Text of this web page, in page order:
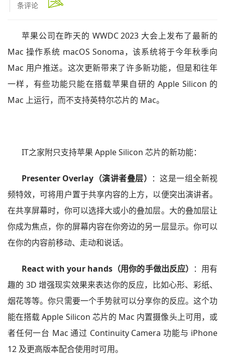
条评论
苹果公司在昨天的 WWDC 2023 大会上发布了最新的
Mac 操作系统 macOS Sonoma，该系统将于今年秋季向
Mac 用户推送。这次更新带来了许多新功能，但是和往年
一样，有些功能只能在搭载苹果自研的 Apple Silicon 的
Mac 上运行，而不支持英特尔芯片的 Mac。
IT之家附只支持苹果 Apple Silicon 芯片的新功能：
Presenter Overlay（演讲者叠层） ：这是一组全新视
频特效，可将用户置于共享内容的上方，以便突出演讲者。
在共享屏幕时，你可以选择大或小的叠加层。大的叠加层让
你成为焦点，你的屏幕内容在你旁边的另一层显示。你可以
在你的内容前移动、走动和说话。
React with your hands（用你的手做出反应） ：用有
趣的 3D 增强现实效果来表达你的反应，比如心形、彩纸、
烟花等等。你只需要一个手势就可以分享你的反应。这个功
能在搭载 Apple Silicon 芯片的 Mac 内置摄像头上可用，或
者任何一台 Mac 通过 Continuity Camera 功能与 iPhone
12 及更高版本配合使用时可用。